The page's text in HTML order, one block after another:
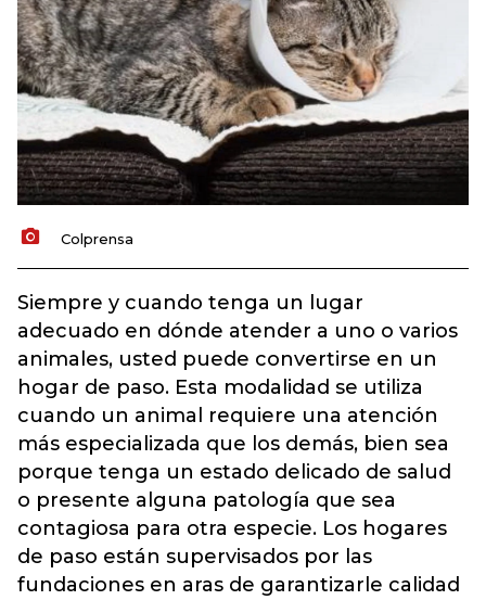
Colprensa
Siempre y cuando tenga un lugar
adecuado en dónde atender a uno o varios
animales, usted puede convertirse en un
hogar de paso. Esta modalidad se utiliza
cuando un animal requiere una atención
más especializada que los demás, bien sea
porque tenga un estado delicado de salud
o presente alguna patología que sea
contagiosa para otra especie. Los hogares
de paso están supervisados por las
fundaciones en aras de garantizarle calidad